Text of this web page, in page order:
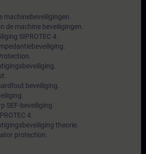
machinebeveiligingen.
de machine beveiligingen.
SIPROTEC 4.
beveiliging.
SEF-beveiliging.
4.
theorie.
protection.